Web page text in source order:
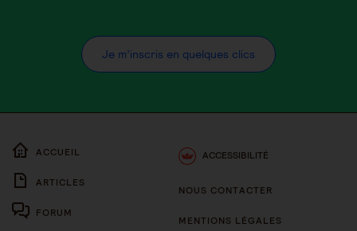
Je m’inscris en quelques clics
ACCUEIL
ARTICLES
FORUM
ACCESSIBILITÉ
NOUS CONTACTER
MENTIONS LÉGALES